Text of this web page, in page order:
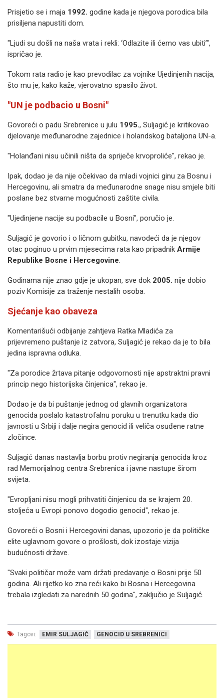
Prisjetio se i maja 1992. godine kada je njegova porodica bila
prisiljena napustiti dom.
"Ljudi su došli na naša vrata i rekli: ‘Odlazite ili ćemo vas ubiti’",
ispričao je.
Tokom rata radio je kao prevodilac za vojnike Ujedinjenih nacija,
što mu je, kako kaže, vjerovatno spasilo život.
"UN je podbacio u Bosni"
Govoreći o padu Srebrenice u julu 1995., Suljagić je kritikovao
djelovanje međunarodne zajednice i holandskog bataljona UN-a.
"Holanđani nisu učinili ništa da spriječe krvoproliće", rekao je.
Ipak, dodao je da nije očekivao da mladi vojnici ginu za Bosnu i
Hercegovinu, ali smatra da međunarodne snage nisu smjele biti
poslane bez stvarne mogućnosti zaštite civila.
"Ujedinjene nacije su podbacile u Bosni", poručio je.
Suljagić je govorio i o ličnom gubitku, navodeći da je njegov
otac poginuo u prvim mjesecima rata kao pripadnik Armije
Republike Bosne i Hercegovine.
Godinama nije znao gdje je ukopan, sve dok 2005. nije dobio
poziv Komisije za traženje nestalih osoba.
Sjećanje kao obaveza
Komentarišući odbijanje zahtjeva Ratka Mladića za
prijevremeno puštanje iz zatvora, Suljagić je rekao da je to bila
jedina ispravna odluka.
"Za porodice žrtava pitanje odgovornosti nije apstraktni pravni
princip nego historijska činjenica", rekao je.
Dodao je da bi puštanje jednog od glavnih organizatora
genocida poslalo katastrofalnu poruku u trenutku kada dio
javnosti u Srbiji i dalje negira genocid ili veliča osuđene ratne
zločince.
Suljagić danas nastavlja borbu protiv negiranja genocida kroz
rad Memorijalnog centra Srebrenica i javne nastupe širom
svijeta.
"Evropljani nisu mogli prihvatiti činjenicu da se krajem 20.
stoljeća u Evropi ponovo dogodio genocid", rekao je.
Govoreći o Bosni i Hercegovini danas, upozorio je da političke
elite uglavnom govore o prošlosti, dok izostaje vizija
budućnosti države.
"Svaki političar može vam držati predavanje o Bosni prije 50
godina. Ali rijetko ko zna reći kako bi Bosna i Hercegovina
trebala izgledati za narednih 50 godina", zaključio je Suljagić.
Tagovi: EMIR SULJAGIĆ GENOCID U SREBRENICI